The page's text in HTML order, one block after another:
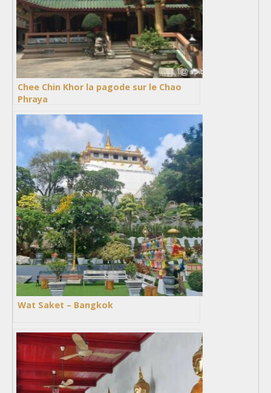
Chee Chin Khor la pagode sur le Chao
Phraya
Wat Saket – Bangkok